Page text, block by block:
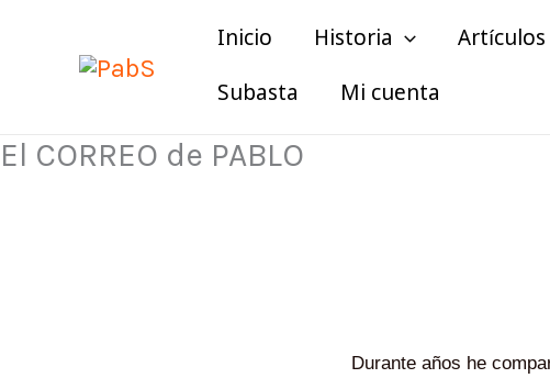
contenido
Inicio Historia Artículos
Subasta
Mi cuenta
El CORREO de PABLO
Durante años he